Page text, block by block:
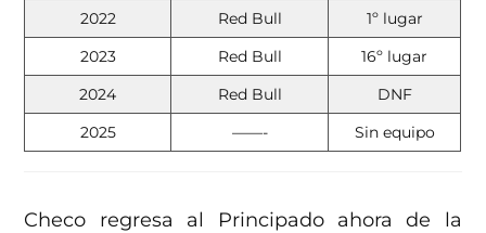
2022
Red Bull
1º lugar
2023
Red Bull
16º lugar
2024
Red Bull
DNF
2025
——- Sin equipo
Checo regresa al Principado ahora de la